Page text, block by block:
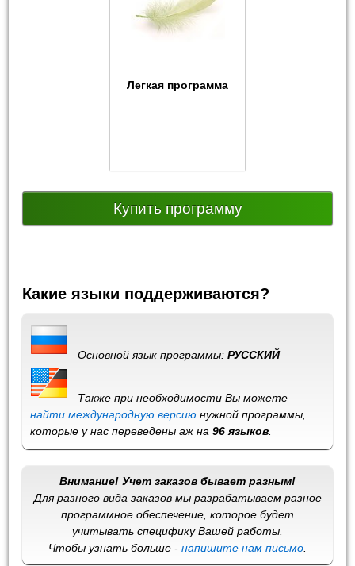
Легкая программа
Купить программу
Какие языки поддерживаются?
Основной язык программы:РУССКИЙ
Также при необходимости Вы можете
найти международную версию нужной программы,
которые у нас переведены аж на96 языков
Внимание! Учет заказов бывает разным!
Для разного вида заказов мы разрабатываем разное
программное обеспечение, которое будет
учитывать специфику Вашей работы.
Чтобы узнать больше - напишите нам письмо